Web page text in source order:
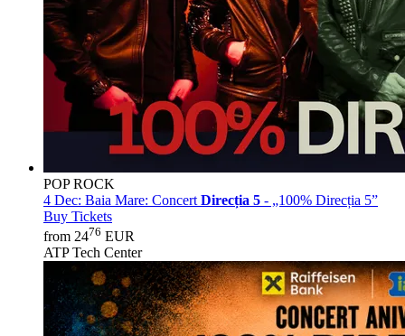
POP ROCK
4 Dec: Baia Mare: Concert Direcția 5 - „100% Direcția 5”
Buy Tickets
from 2476 EUR
ATP Tech Center